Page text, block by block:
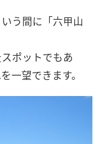
う間に「六甲山
ポットでもあ
一望できます。